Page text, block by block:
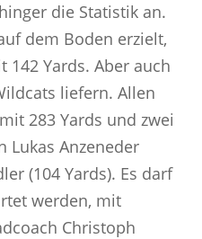
die Statistik an.
dem Boden erzielt,
Yards. Aber auch
liefern. Allen
283 Yards und zwei
Lukas Anzeneder
(104 Yards). Es darf
werden, mit
Christoph